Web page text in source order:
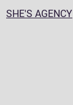
SHE'S AGENCY